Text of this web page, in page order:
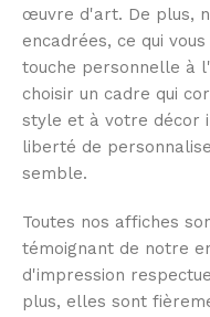
œuvre d'art. De plus,
encadrées, ce qui
touche personnelle à
choisir un cadre qui
style et à votre décor
liberté de
semble.
Toutes nos affiches
témoignant de notre
d'impression
plus, elles sont